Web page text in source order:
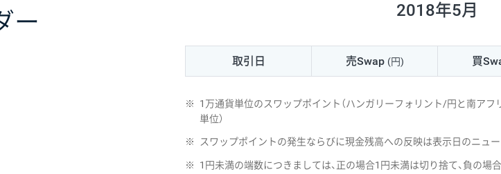
ー
AUD/USD
EUR/AUD 103円
2018年5月
取引日 売Swap (円) 買
※
1万通貨単位のスワップポイント（ハンガリーフォリント/円と南ア
単位）
※ スワップポイントの発生ならびに現金残高への反映は表示日のニュ
※ 1円未満の端数につきましては、正の場合1円未満は切り捨て、負の場